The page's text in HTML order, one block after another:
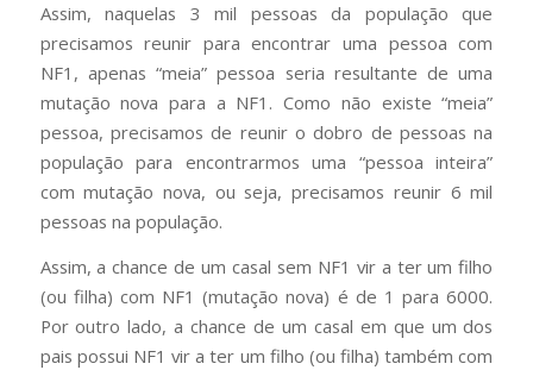
Assim, naquelas 3 mil pessoas da população que
precisamos reunir para encontrar uma pessoa com
NF1, apenas “meia” pessoa seria resultante de uma
mutação nova para a NF1. Como não existe “meia”
pessoa, precisamos de reunir o dobro de pessoas na
população para encontrarmos uma “pessoa inteira”
com mutação nova, ou seja, precisamos reunir 6 mil
pessoas na população.
Assim, a chance de um casal sem NF1 vir a ter um filho
(ou filha) com NF1 (mutação nova) é de 1 para 6000.
Por outro lado, a chance de um casal em que um dos
pais possui NF1 vir a ter um filho (ou filha) também com